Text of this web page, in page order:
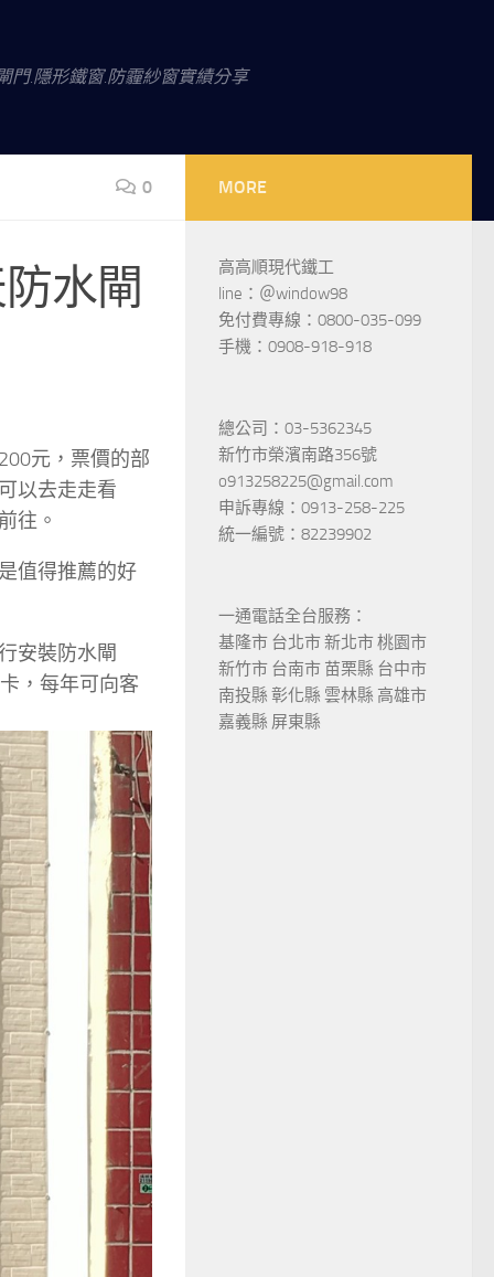
門.隱形鐵窗.防霾紗窗實績分享
0
水閘
元，票價的部
以去走走看
往。
值得推薦的好
安裝防水閘
，每年可向客
MORE
高高順現代鐵工
line：＠window98
免付費專線：0800-035-099
手機：0908-918-918
總公司：03-5362345
新竹市榮濱南路356號
o913258225@gmail.com
申訴專線：0913-258-225
統一編號：82239902
一通電話全台服務：
基隆市 台北市 新北市 桃園市
新竹市 台南市 苗栗縣 台中市
南投縣 彰化縣 雲林縣 高雄市
嘉義縣 屏東縣